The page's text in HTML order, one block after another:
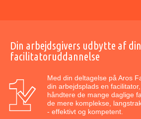
Din arbejdsgivers udbytte af din
facilitatoruddannelse
Med din deltagelse på Aros
din arbejdsplads en
håndtere de mange daglige
de mere komplekse,
- effektivt og kompetent.